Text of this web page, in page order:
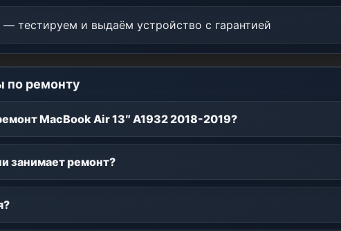
— тестируем и выдаём устройство с гарантией
по ремонту
MacBook Air 13″ A1932 2018-2019?
занимает ремонт?